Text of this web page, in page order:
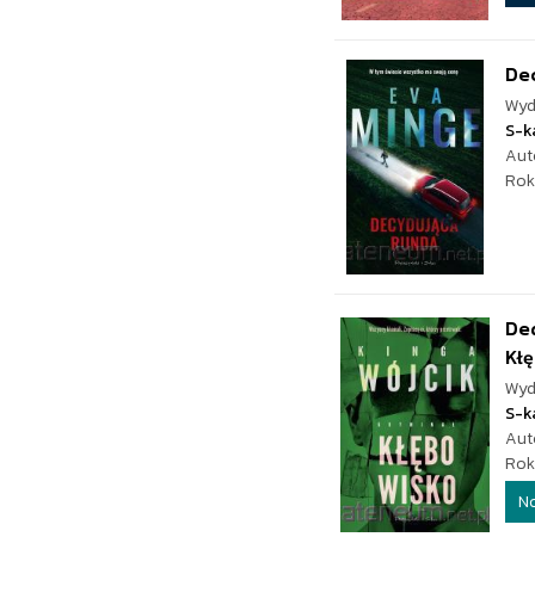
S-
S-